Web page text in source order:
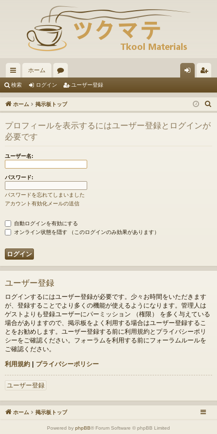
イ
ッ
ク
リ
ク
ホーム
ー
ラ
ム
イ
ン
ザ
ー
登
検索 ログイン ユーザー登録
ホーム 掲示板トップ
索
プロフィールを表示するにはユーザー登録とログインが
必要です
ユーザー名:
パスワード:
パスワードを忘れてしまいました
アカウント有効化メールの送信
自動ログインを有効にする
オンライン状態を隠す （このログインのみ効果があります）
ユーザー登録
ログインするにはユーザー登録が必要です。少々お時間をいただきます
が、登録することでより多くの機能が使えるようになります。管理人は
ゲストよりも登録ユーザーにパーミッション （権限） を多く与えている
場合がありますので、掲示板をよく利用する場合はユーザー登録するこ
とをお勧めします。ユーザー登録する前に利用規約とプライバシーポリ
シーをご確認ください。フォーラムを利用する前にフォーラムルールを
ご確認ください。
利用規約 | プライバシーポリシー
ユーザー登録
ホーム 掲示板トップ
Powered by phpBB® Forum Software © phpBB Limited